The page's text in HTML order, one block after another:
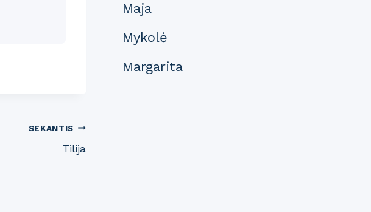
SEKANTIS
Tilija
Maja
Mykolė
Margarita